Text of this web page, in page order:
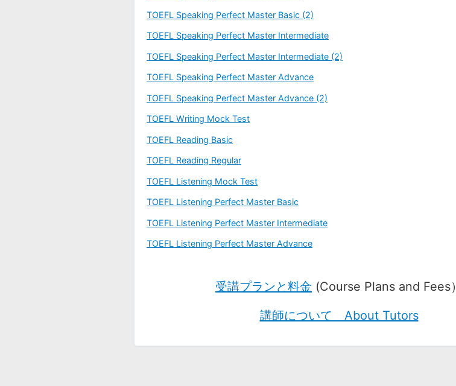
TOEFL Speaking Perfect Master Basic (2)
TOEFL Speaking Perfect Master Intermediate
TOEFL Speaking Perfect Master Intermediate (2)
TOEFL Speaking Perfect Master Advance
TOEFL Speaking Perfect Master Advance (2)
TOEFL Writing Mock Test
TOEFL Reading Basic
TOEFL Reading Regular
TOEFL Listening Mock Test
TOEFL Listening Perfect Master Basic
TOEFL Listening Perfect Master Intermediate
TOEFL Listening Perfect Master Advance
受講プランと料金 (Course Plans and Fees）
講師について About Tutors